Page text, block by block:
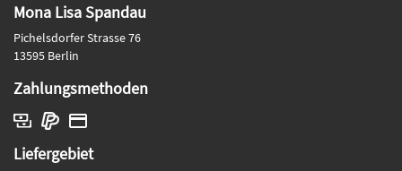
Mona Lisa Spandau
Pichelsdorfer Strasse 76
13595 Berlin
Zahlungsmethoden
Liefergebiet